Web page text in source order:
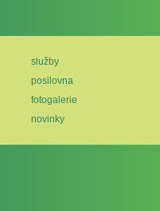
služby
posilovna
fotogalerie
novinky